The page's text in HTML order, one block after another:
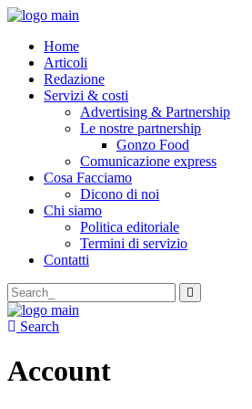
Home
Articoli
Redazione
Servizi & costi
Advertising & Partnership
Le nostre partnership
Gonzo Food
Comunicazione express
Cosa Facciamo
Dicono di noi
Chi siamo
Politica editoriale
Termini di servizio
Contatti
Search
for:
Search
Account